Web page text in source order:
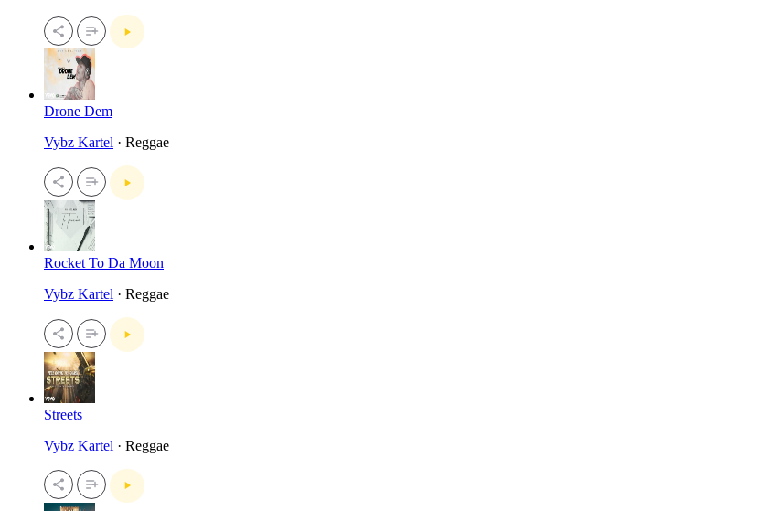
Drone Dem
Vybz Kartel · Reggae
Rocket To Da Moon
Vybz Kartel · Reggae
Streets
Vybz Kartel · Reggae